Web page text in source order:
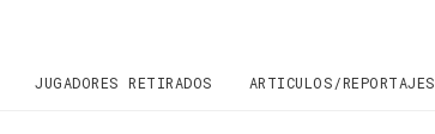
JUGADORES RETIRADOS ARTICULOS/REPORTAJES